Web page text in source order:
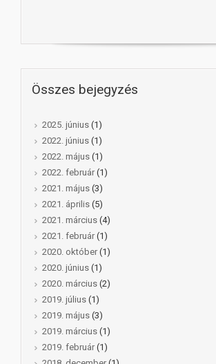
Összes bejegyzés
2025. június (1)
2022. június (1)
2022. május (1)
2022. február (1)
2021. május (3)
2021. április (5)
2021. március (4)
2021. február (1)
2020. október (1)
2020. június (1)
2020. március (2)
2019. július (1)
2019. május (3)
2019. március (1)
2019. február (1)